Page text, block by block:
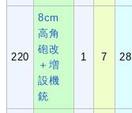
220
8cm
高角
砲改
＋増
設機
銃
1 7 28